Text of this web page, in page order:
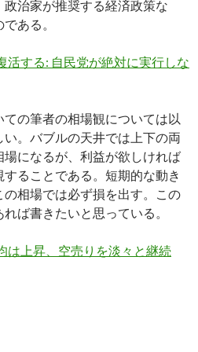
治家が推奨する経済政策な
ある。
活する: 自民党が絶対に実行しな
の筆者の相場観については以
。バブルの天井では上下の両
になるが、利益が欲しければ
ることである。短期的な動き
相場では必ず損を出す。この
ば書きたいと思っている。
は上昇、空売りを淡々と継続